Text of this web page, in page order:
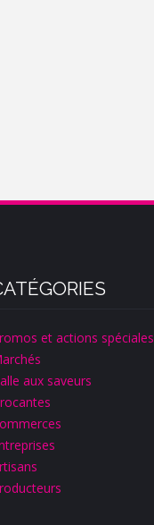
et actions spéciales
aux saveurs